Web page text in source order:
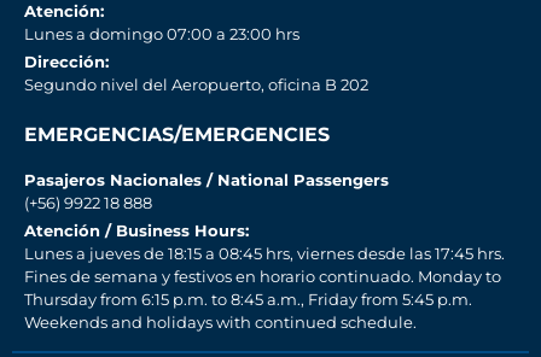
Atención:
Lunes a domingo 07:00 a 23:00 hrs
Dirección:
Segundo nivel del Aeropuerto, oficina B 202
EMERGENCIAS/EMERGENCIES
Pasajeros Nacionales / National Passengers
(+56) 9922 18 888
Atención / Business Hours:
Lunes a jueves de 18:15 a 08:45 hrs, viernes desde las 17:45 hrs.
Fines de semana y festivos en horario continuado. Monday to
Thursday from 6:15 p.m. to 8:45 a.m., Friday from 5:45 p.m.
Weekends and holidays with continued schedule.